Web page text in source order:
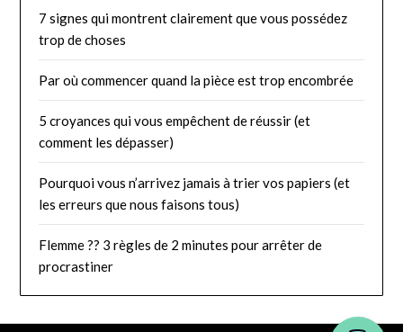
7 signes qui montrent clairement que vous possédez
trop de choses
Par où commencer quand la pièce est trop encombrée
5 croyances qui vous empêchent de réussir (et
comment les dépasser)
Pourquoi vous n’arrivez jamais à trier vos papiers (et
les erreurs que nous faisons tous)
Flemme ?? 3 règles de 2 minutes pour arrêter de
procrastiner